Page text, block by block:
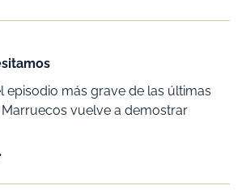
episodio más grave de las últimas
vuelve a demostrar